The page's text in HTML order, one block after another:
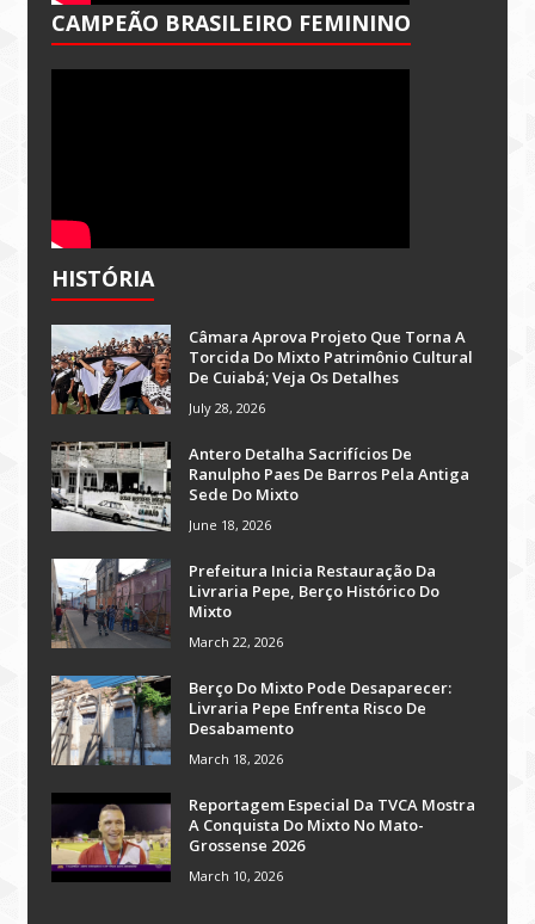
CAMPEÃO BRASILEIRO FEMININO
HISTÓRIA
Câmara Aprova Projeto Que Torna A
Torcida Do Mixto Patrimônio Cultural
De Cuiabá; Veja Os Detalhes
July 28, 2026
Antero Detalha Sacrifícios De
Ranulpho Paes De Barros Pela Antiga
Sede Do Mixto
June 18, 2026
Prefeitura Inicia Restauração Da
Livraria Pepe, Berço Histórico Do
Mixto
March 22, 2026
Berço Do Mixto Pode Desaparecer:
Livraria Pepe Enfrenta Risco De
Desabamento
March 18, 2026
Reportagem Especial Da TVCA Mostra
A Conquista Do Mixto No Mato-
Grossense 2026
March 10, 2026